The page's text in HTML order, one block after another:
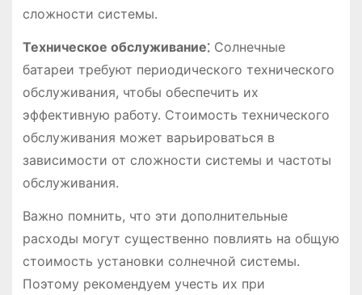
сложности системы.
Техническое обслуживание⁚Солнечные
батареи требуют периодического технического
обслуживания, чтобы обеспечить их
эффективную работу. Стоимость технического
обслуживания может варьироваться в
зависимости от сложности системы и частоты
обслуживания.
Важно помнить, что эти дополнительные
расходы могут существенно повлиять на общую
стоимость установки солнечной системы.
Поэтому рекомендуем учесть их при